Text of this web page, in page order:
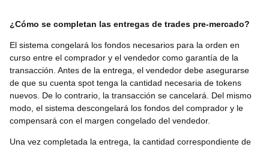
¿Cómo se completan las entregas de trades pre-mercado?
El sistema congelará los fondos necesarios para la orden en
curso entre el comprador y el vendedor como garantía de la
transacción. Antes de la entrega, el vendedor debe asegurarse
de que su cuenta spot tenga la cantidad necesaria de tokens
nuevos. De lo contrario, la transacción se cancelará. Del mismo
modo, el sistema descongelará los fondos del comprador y le
compensará con el margen congelado del vendedor.
Una vez completada la entrega, la cantidad correspondiente de